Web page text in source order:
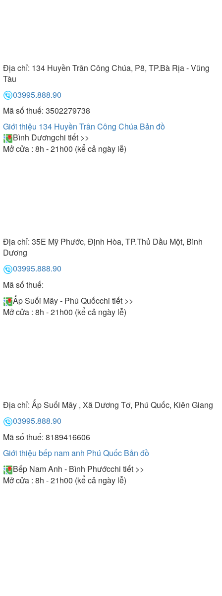
Địa chỉ: 134 Huyền Trân Công Chúa, P8, TP.Bà Rịa - Vũng
Tàu
03995.888.90
Mã số thuế: 3502279738
Giới thiệu 134 Huyền Trân Công Chúa Bản đồ
Bình Dươngchi tiết >>
Mở cửa : 8h - 21h00 (kể cả ngày lễ)
Địa chỉ: 35E Mỹ Phước, Định Hòa, TP.Thủ Dầu Một, Bình
Dương
03995.888.90
Mã số thuế:
Ấp Suối Mây - Phú Quốcchi tiết >>
Mở cửa : 8h - 21h00 (kể cả ngày lễ)
Địa chỉ: Ấp Suối Mây , Xã Dương Tơ, Phú Quốc, Kiên Giang
03995.888.90
Mã số thuế: 8189416606
Giới thiệu bếp nam anh Phú Quốc Bản đồ
Bếp Nam Anh - Bình Phướcchi tiết >>
Mở cửa : 8h - 21h00 (kể cả ngày lễ)